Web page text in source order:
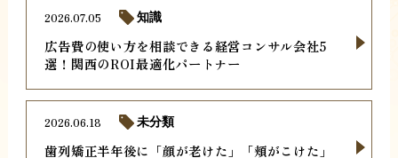
広告費の使い方を相談できる経営コンサル会社5
選！関西のROI最適化パートナー
2026.07.05 知識
歯列矯正半年後に「顔が老けた」「頬がこけた」
2026.06.18 未分類